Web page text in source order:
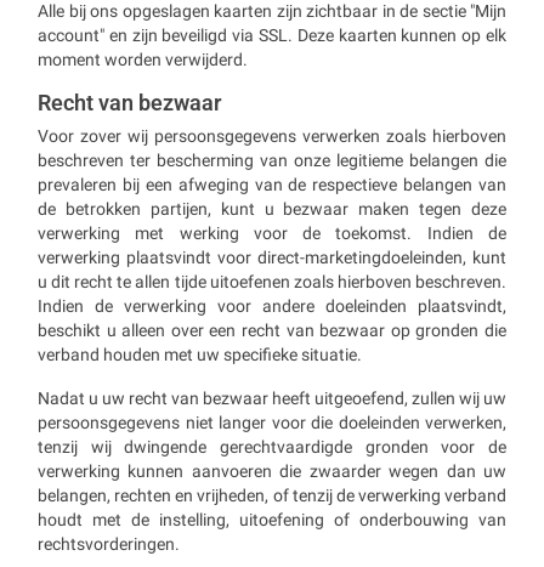
Alle bij ons opgeslagen kaarten zijn zichtbaar in de sectie "Mijn
account" en zijn beveiligd via SSL. Deze kaarten kunnen op elk
moment worden verwijderd.
Recht van bezwaar
Voor zover wij persoonsgegevens verwerken zoals hierboven
beschreven ter bescherming van onze legitieme belangen die
prevaleren bij een afweging van de respectieve belangen van
de betrokken partijen, kunt u bezwaar maken tegen deze
verwerking met werking voor de toekomst. Indien de
verwerking plaatsvindt voor direct-marketingdoeleinden, kunt
u dit recht te allen tijde uitoefenen zoals hierboven beschreven.
Indien de verwerking voor andere doeleinden plaatsvindt,
beschikt u alleen over een recht van bezwaar op gronden die
verband houden met uw specifieke situatie.
Nadat u uw recht van bezwaar heeft uitgeoefend, zullen wij uw
persoonsgegevens niet langer voor die doeleinden verwerken,
tenzij wij dwingende gerechtvaardigde gronden voor de
verwerking kunnen aanvoeren die zwaarder wegen dan uw
belangen, rechten en vrijheden, of tenzij de verwerking verband
houdt met de instelling, uitoefening of onderbouwing van
rechtsvorderingen.